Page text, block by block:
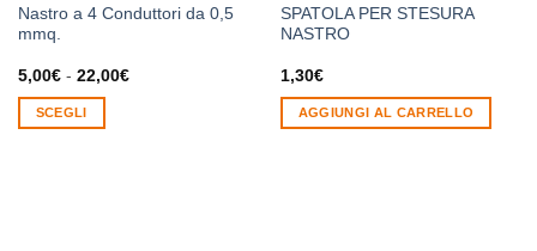
Nastro a 4 Conduttori da 0,5
mmq.
5,00€ - 22,00€Fascia
SCEGLI
SPATOLA PER STESURA
NASTRO
1,30€
AGGIUNGI AL CARRELLO